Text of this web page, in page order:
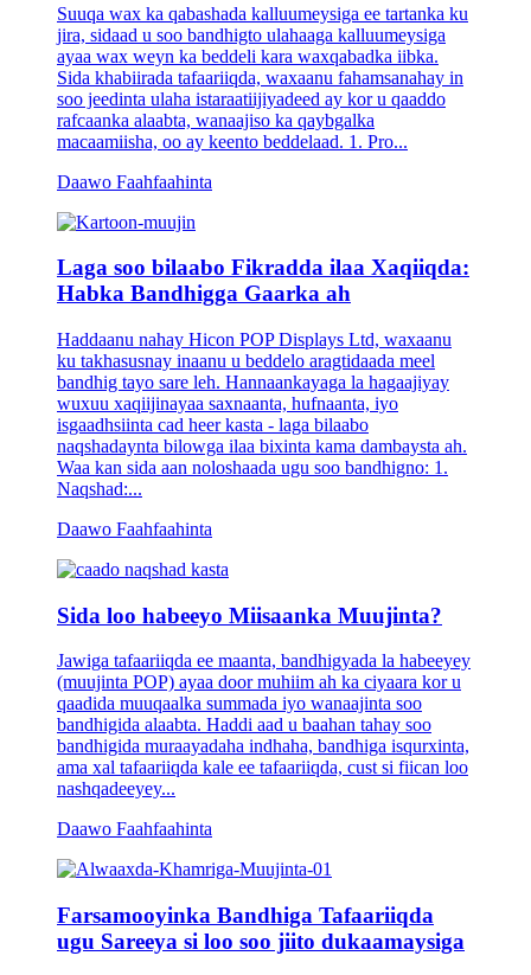
Suuqa wax ka qabashada kalluumeysiga ee tartanka ku
jira, sidaad u soo bandhigto ulahaaga kalluumeysiga
ayaa wax weyn ka beddeli kara waxqabadka iibka.
Sida khabiirada tafaariiqda, waxaanu fahamsanahay in
soo jeedinta ulaha istaraatiijiyadeed ay kor u qaaddo
rafcaanka alaabta, wanaajiso ka qaybgalka
macaamiisha, oo ay keento beddelaad. 1. Pro...
Daawo Faahfaahinta
Laga soo bilaabo Fikradda ilaa Xaqiiqda:
Habka Bandhigga Gaarka ah
Haddaanu nahay Hicon POP Displays Ltd, waxaanu
ku takhasusnay inaanu u beddelo aragtidaada meel
bandhig tayo sare leh. Hannaankayaga la hagaajiyay
wuxuu xaqiijinayaa saxnaanta, hufnaanta, iyo
isgaadhsiinta cad heer kasta - laga bilaabo
naqshadaynta bilowga ilaa bixinta kama dambaysta ah.
Waa kan sida aan noloshaada ugu soo bandhigno: 1.
Naqshad:...
Daawo Faahfaahinta
Sida loo habeeyo Miisaanka Muujinta?
Jawiga tafaariiqda ee maanta, bandhigyada la habeeyey
(muujinta POP) ayaa door muhiim ah ka ciyaara kor u
qaadida muuqaalka summada iyo wanaajinta soo
bandhigida alaabta. Haddi aad u baahan tahay soo
bandhigida muraayadaha indhaha, bandhiga isqurxinta,
ama xal tafaariiqda kale ee tafaariiqda, cust si fiican loo
nashqadeeyey...
Daawo Faahfaahinta
Farsamooyinka Bandhiga Tafaariiqda
ugu Sareeya si loo soo jiito dukaamaysiga